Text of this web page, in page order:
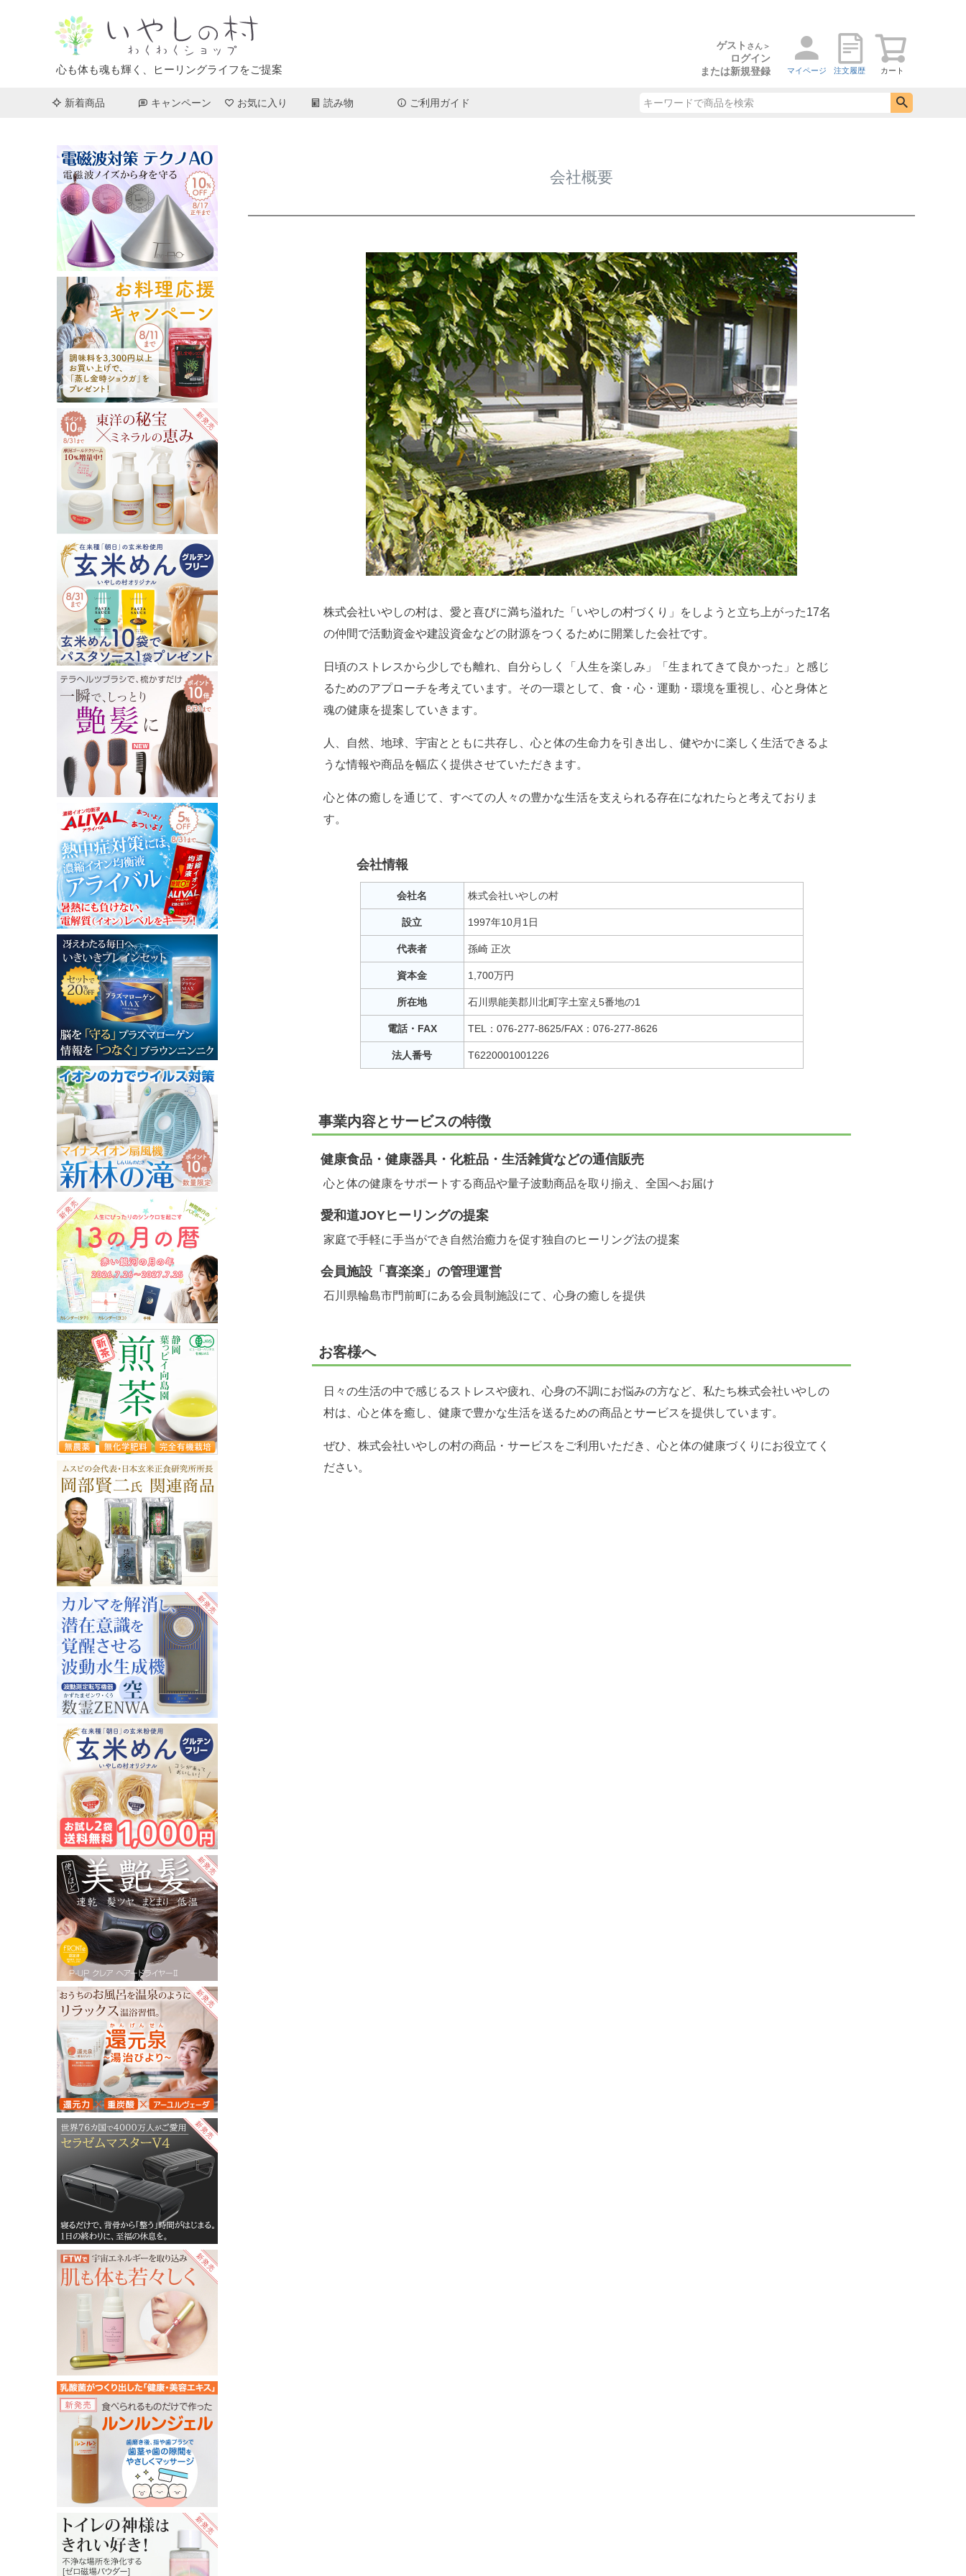
心も体も魂も輝く、ヒーリングライフをご提案
ゲスト さん＞
ログイン
または新規登録
カート
注文履歴
マイページ
新着商品 キャンペーン お気に入り 読み物 ご利用ガイド
会社概要
株式会社いやしの村は、愛と喜びに満ち溢れた「いやしの村づくり」をしようと立ち上がった17名
の仲間で活動資金や建設資金などの財源をつくるために開業した会社です。
日頃のストレスから少しでも離れ、自分らしく「人生を楽しみ」「生まれてきて良かった」と感じ
るためのアプローチを考えています。その一環として、食・心・運動・環境を重視し、心と身体と
魂の健康を提案していきます。
人、自然、地球、宇宙とともに共存し、心と体の生命力を引き出し、健やかに楽しく生活できるよ
うな情報や商品を幅広く提供させていただきます。
心と体の癒しを通じて、すべての人々の豊かな生活を支えられる存在になれたらと考えておりま
す。
会社情報
会社名 株式会社いやしの村
設立 1997年10月1日
代表者 孫崎 正次
資本金 1,700万円
所在地 石川県能美郡川北町字土室え5番地の1
電話・FAX TEL：076-277-8625/FAX：076-277-8626
法人番号 T6220001001226
事業内容とサービスの特徴
健康食品・健康器具・化粧品・生活雑貨などの通信販売
心と体の健康をサポートする商品や量子波動商品を取り揃え、全国へお届け
愛和道JOYヒーリングの提案
家庭で手軽に手当ができ自然治癒力を促す独自のヒーリング法の提案
会員施設「喜楽楽」の管理運営
石川県輪島市門前町にある会員制施設にて、心身の癒しを提供
お客様へ
日々の生活の中で感じるストレスや疲れ、心身の不調にお悩みの方など、私たち株式会社いやしの
村は、心と体を癒し、健康で豊かな生活を送るための商品とサービスを提供しています。
ぜひ、株式会社いやしの村の商品・サービスをご利用いただき、心と体の健康づくりにお役立てく
ださい。